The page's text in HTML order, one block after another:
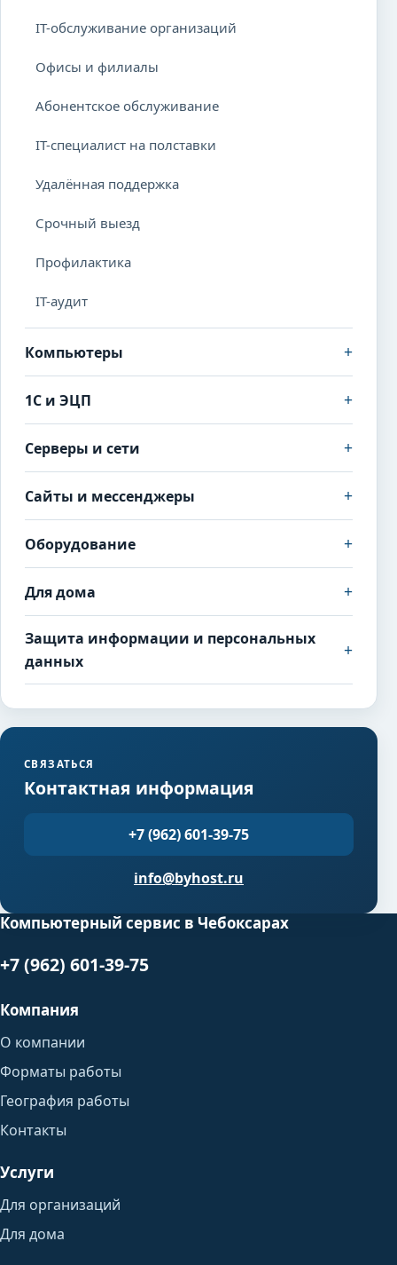
IT-обслуживание организаций
Офисы и филиалы
Абонентское обслуживание
IT-специалист на полставки
Удалённая поддержка
Срочный выезд
Профилактика
IT-аудит
Компьютеры +
1С и ЭЦП +
Серверы и сети +
Сайты и мессенджеры +
Оборудование +
Для дома +
Защита информации и персональных
данных
+
СВЯЗАТЬСЯ
Контактная информация
+7 (962) 601-39-75
info@byhost.ru
Компьютерный сервис в Чебоксарах
+7 (962) 601-39-75
Компания
О компании
Форматы работы
География работы
Контакты
Услуги
Для организаций
Для дома